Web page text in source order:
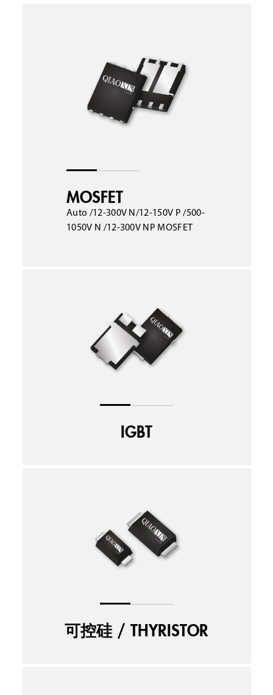
MOSFET
Auto /12-300V N/12-150V P /500-
1050V N /12-300V NP MOSFET
IGBT
可控硅 / THYRISTOR